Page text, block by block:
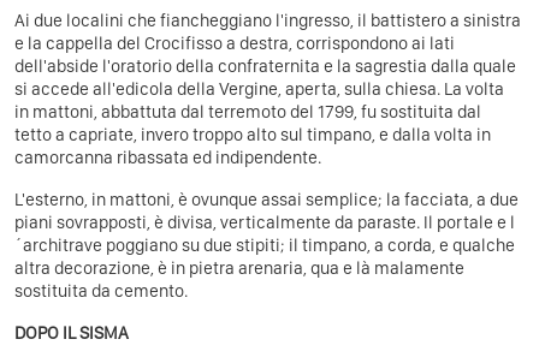
Ai due localini che fiancheggiano l'ingresso, il battistero a sinistra
e la cappella del Crocifisso a destra, corrispondono ai lati
dell'abside l'oratorio della confraternita e la sagrestia dalla quale
si accede all'edicola della Vergine, aperta, sulla chiesa. La volta
in mattoni, abbattuta dal terremoto del 1799, fu sostituita dal
tetto a capriate, invero troppo alto sul timpano, e dalla volta in
camorcanna ribassata ed indipendente.
L'esterno, in mattoni, è ovunque assai semplice; la facciata, a due
piani sovrapposti, è divisa, verticalmente da paraste. Il portale e l
´architrave poggiano su due stipiti; il timpano, a corda, e qualche
altra decorazione, è in pietra arenaria, qua e là malamente
sostituita da cemento.
DOPO IL SISMA